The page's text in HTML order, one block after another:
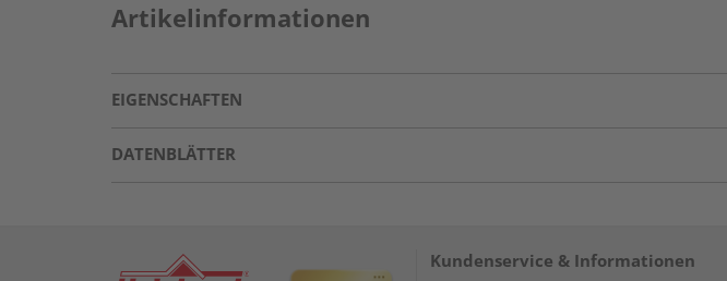
Artikelinformationen
EIGENSCHAFTEN
DATENBLÄTTER
Kundenservice & Informationen